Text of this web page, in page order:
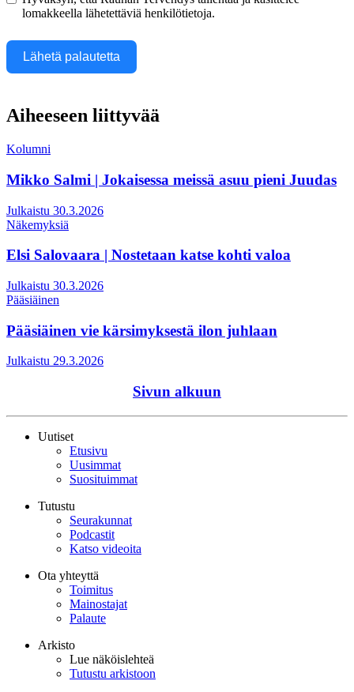
lomakkeella lähetettäviä henkilötietoja.
Lähetä palautetta
Aiheeseen liittyvää
Kolumni
Mikko Salmi | Jokaisessa meissä asuu pieni Juudas
Julkaistu 30.3.2026
Näkemyksiä
Elsi Salovaara | Nostetaan katse kohti valoa
Julkaistu 30.3.2026
Pääsiäinen
Pääsiäinen vie kärsimyksestä ilon juhlaan
Julkaistu 29.3.2026
Sivun alkuun
Uutiset
Etusivu
Uusimmat
Suosituimmat
Tutustu
Seurakunnat
Podcastit
Katso videoita
Ota yhteyttä
Toimitus
Mainostajat
Palaute
Arkisto
Lue näköislehteä
Tutustu arkistoon